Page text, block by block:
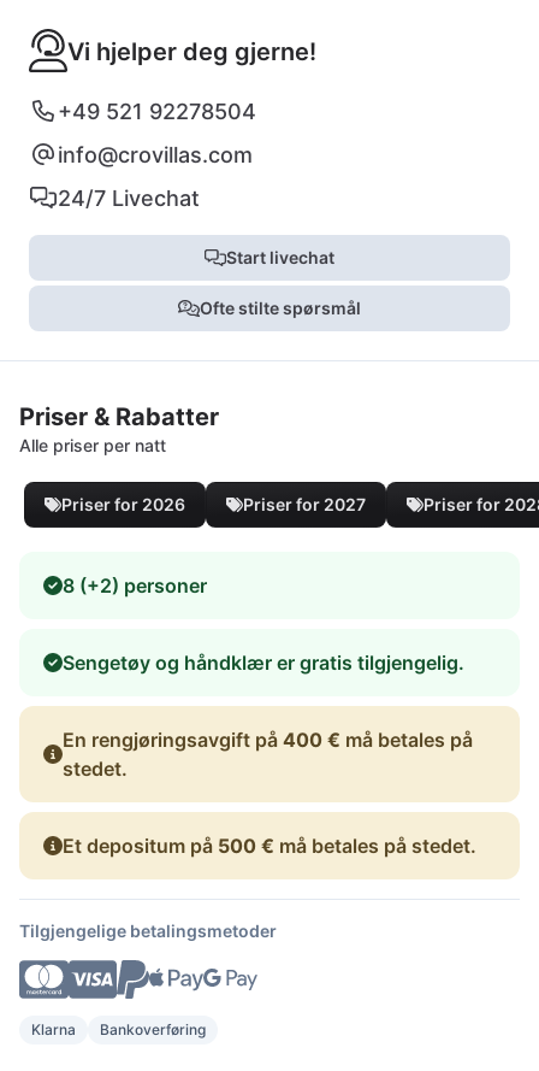
Vi hjelper deg gjerne!
+49 521 92278504
info@crovillas.com
24/7 Livechat
Start livechat
Ofte stilte spørsmål
Priser & Rabatter
Alle priser per natt
Priser for 2026 Priser for 2027 Priser for
8 (+2) personer
Sengetøy og håndklær er gratis tilgjengelig.
En rengjøringsavgift på 400 € må betales på
stedet.
Et depositum på 500 € må betales på stedet.
Tilgjengelige betalingsmetoder
Klarna Bankoverføring